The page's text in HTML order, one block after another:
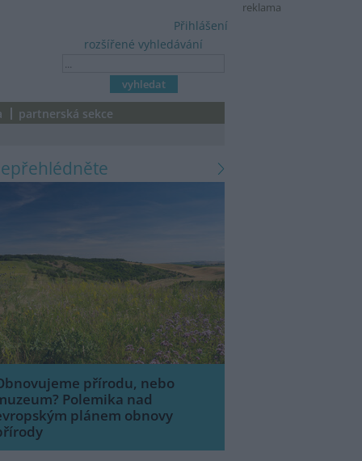
reklama
rozšířené vyhledávání
Přihlášení
partnerská sekce
nepřehlédněte
přírodu, nebo
Polemika nad
plánem obnovy